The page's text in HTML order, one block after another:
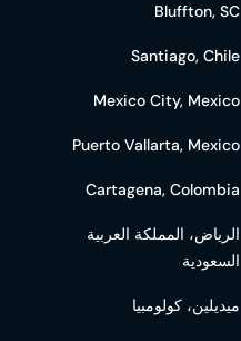
Bluffton, SC
Santiago, Chile
Mexico City, Mexico
Puerto Vallarta, Mexico
Cartagena, Colombia
الرياض، المملكة العربية
السعودية
ميديلين، كولومبيا